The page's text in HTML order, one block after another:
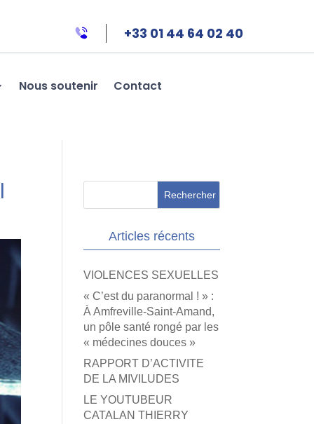
+33 01 44 64 02 40
Nous soutenir Contact
Articles récents
VIOLENCES SEXUELLES
« C’est du paranormal ! » :
À Amfreville-Saint-Amand,
un pôle santé rongé par les
« médecines douces »
RAPPORT D’ACTIVITE
DE LA MIVILUDES
LE YOUTUBEUR
CATALAN THIERRY